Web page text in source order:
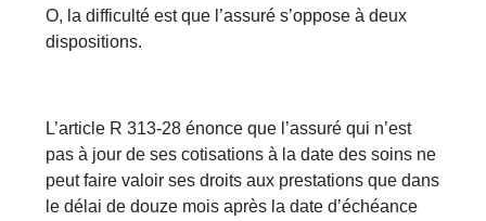
O, la difficulté est que l’assuré s’oppose à deux
dispositions.
L’article R 313-28 énonce que l’assuré qui n’est
pas à jour de ses cotisations à la date des soins ne
peut faire valoir ses droits aux prestations que dans
le délai de douze mois après la date d’échéance